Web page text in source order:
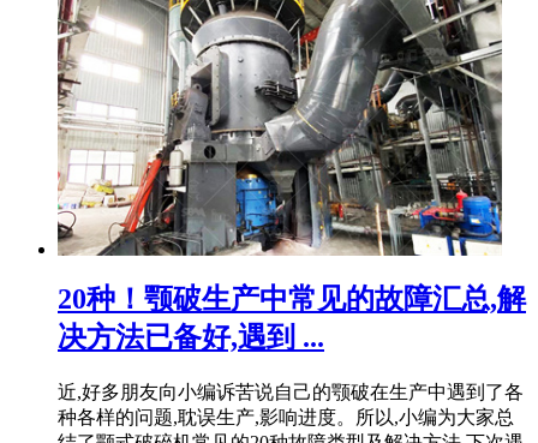
20种！颚破生产中常见的故障汇总,解
决方法已备好,遇到 ...
近,好多朋友向小编诉苦说自己的颚破在生产中遇到了各
种各样的问题,耽误生产,影响进度。所以,小编为大家总